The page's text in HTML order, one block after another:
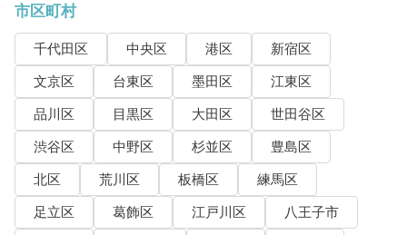
市区町村
千代田区 中央区 港区
新宿区
文京区
台東区 墨田区
江東区
品川区
目黒区 大田区
世田谷区
渋谷区
中野区 杉並区
豊島区
北区
荒川区 板橋区
練馬区
足立区
葛飾区 江戸川区
八王子市